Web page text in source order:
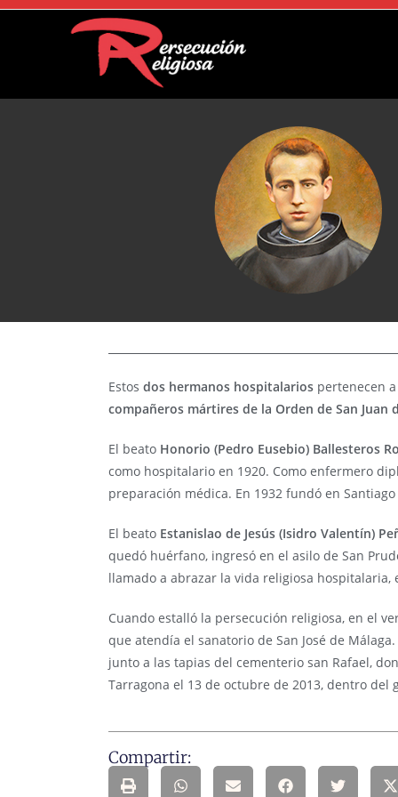
Estos dos hermanos hospitalarios pertenecen
compañeros mártires de la Orden de San Juan
El beato Honorio (Pedro Eusebio) Ballesteros
como hospitalario en 1920. Como enfermero
preparación médica. En 1932 fundó en
El beato Estanislao de Jesús (Isidro Valentín)
quedó huérfano, ingresó en el asilo de San
llamado a abrazar la vida religiosa
Cuando estalló la persecución religiosa, en el
que atendía el sanatorio de San José de
junto a las tapias del cementerio san Rafael,
Tarragona el 13 de octubre de 2013, dentro del
Compartir: